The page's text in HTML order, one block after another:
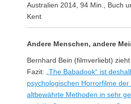
Australien 2014, 94 Min., Buch
Kent
Andere Menschen, andere
Bernhard Bein (filmverliebt)
Fazit:
„The Babadook“ ist
psychologischen Horrorfilme
altbewährte Methoden in sehr